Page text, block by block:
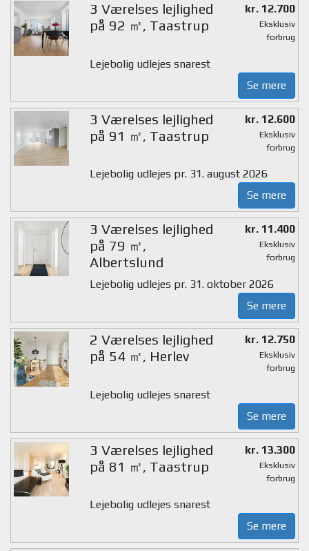
3 Værelses lejlighed
på 92 ㎡, Taastrup
kr. 12.700
Eksklusiv
forbrug
Lejebolig udlejes snarest
Se mere
3 Værelses lejlighed
på 91 ㎡, Taastrup
kr. 12.600
Eksklusiv
forbrug
Lejebolig udlejes pr. 31. august 2026
Se mere
3 Værelses lejlighed
på 79 ㎡,
Albertslund
kr. 11.400
Eksklusiv
forbrug
Lejebolig udlejes pr. 31. oktober 2026
Se mere
2 Værelses lejlighed
på 54 ㎡, Herlev
kr. 12.750
Eksklusiv
forbrug
Lejebolig udlejes snarest
Se mere
3 Værelses lejlighed
på 81 ㎡, Taastrup
kr. 13.300
Eksklusiv
forbrug
Lejebolig udlejes snarest
Se mere